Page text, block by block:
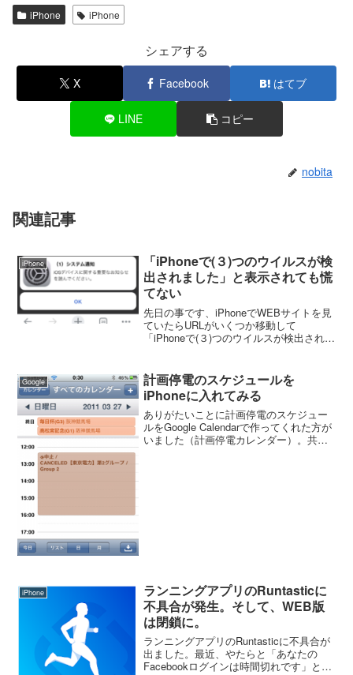
iPhone iPhone
シェアする
X Facebook はてブ
LINE コピー
nobita
関連記事
iPhone
「iPhoneで(３)つのウイルスが検
出されました」と表示されても慌
てない
先日の事です、iPhoneでWEBサイトを見
ていたらURLがいくつか移動して
「iPhoneで(３)つのウイルスが検出されま
されないで、URLがいくつも移動する場
合は怪し...
Google
計画停電のスケジュールを
iPhoneに入れてみる
ありがたいことに計画停電のスケジュー
ルをGoogle Calendarで作ってくれた方が
いました（計画停電カレンダー）。共有
iPhone
ランニングアプリのRuntasticに
不具合が発生。そして、WEB版
は閉鎖に。
ランニングアプリのRuntasticに不具合が
出ました。最近、やたらと「あなたの
Facebookログインは時間切れです」とい